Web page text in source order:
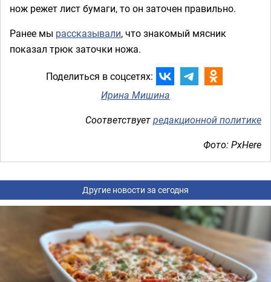
нож режет лист бумаги, то он заточен правильно.
Ранее мы рассказывали, что знакомый мясник
показал трюк заточки ножа.
Поделиться в соцсетях:
Ирина Мишина
Соответствуетредакционной политике
Фото: PxHere
Другие новости за сегодня